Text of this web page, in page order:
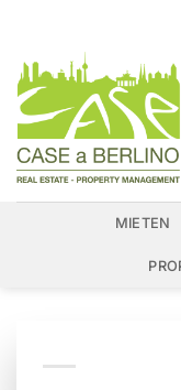
springen
MIETEN